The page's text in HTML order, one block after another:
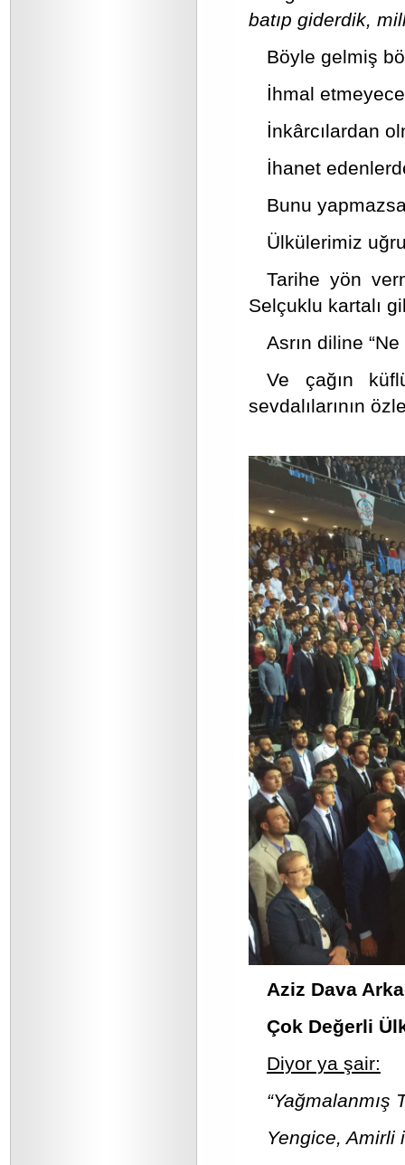
batıp giderdik,
Böyle gelmiş
İhmal
İnkârcılardan
İhanet
Bunu
Ülkülerimiz
Tarihe yön
Selçuklu kartalı
Asrın diline
Ve çağın
sevdalılarının
Aziz Dava
Çok Değerli
Diyor ya şair:
“Yağmalanmış
Yengice, Amirli